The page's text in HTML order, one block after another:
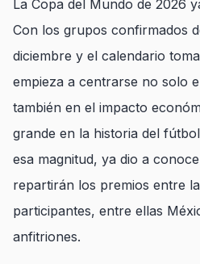
La Copa del Mundo de 2026
Con los grupos confirmados
diciembre y el calendario
empieza a centrarse no solo
también en el impacto
grande en la historia del
esa magnitud, ya dio a
repartirán los premios entre
participantes, entre ellas
anfitriones.